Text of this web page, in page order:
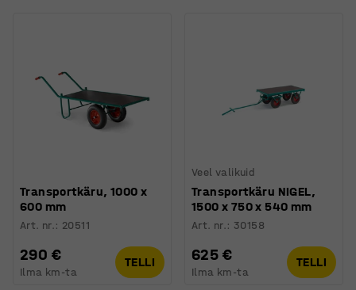
Transportkäru, 1000 x
600 mm
Art. nr.: 20511
290 €
Ilma km-ta
TELLI
Veel valikuid
Transportkäru NIGEL,
1500 x 750 x 540 mm
Art. nr.: 30158
625 €
Ilma km-ta
TELLI